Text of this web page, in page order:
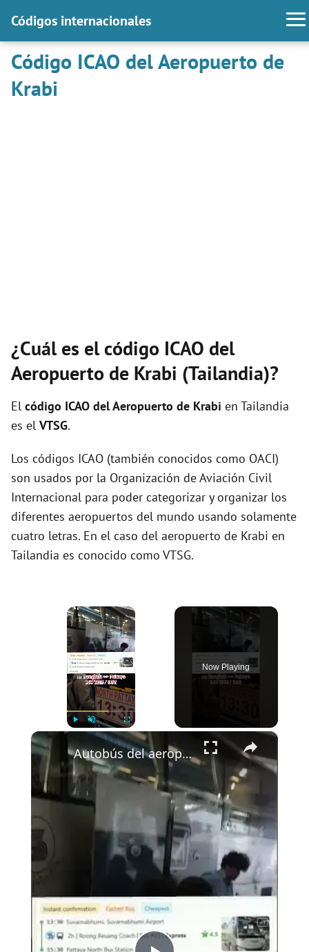
Códigos internacionales
Código ICAO del Aeropuerto de
Krabi
¿Cuál es el código ICAO del
Aeropuerto de Krabi (Tailandia)?
El código ICAO delAeropuerto de Krabi en Tailandia
es el VTSG.
Los códigos ICAO (también conocidos como OACI)
son usados por la Organización de Aviación Civil
Internacional para poder categorizar y organizar los
diferentes aeropuertos del mundo usando solamente
cuatro letras. En el caso del aeropuerto de Krabi en
Tailandia es conocido como VTSG.
×
Unmute Fullscreen
Now Playing
×
Autobús del aeropuerto de Bangkok a Pattaya 🇹🇭🚌 Solo 140 bahts